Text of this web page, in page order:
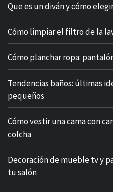
Que es un diván y cómo
Cómo limpiar el filtro de la
Cómo planchar ropa:
Tendencias baños: últimas
pequeños
Cómo vestir una cama con
colcha
Decoración de mueble tv y
tu salón